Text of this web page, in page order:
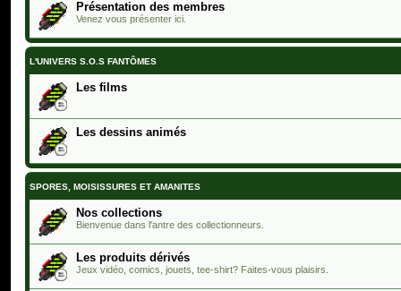
Présentation des membres
Venez vous présenter ici.
L'UNIVERS S.O.S FANTÔMES
Les films
Les dessins animés
SPORES, MOISISSURES ET AMANITES
Nos collections
Bienvenue dans l'antre des collectionneurs.
Les produits dérivés
Jeux vidéo, comics, jouets, tee-shirt? Faites-vous plaisirs.